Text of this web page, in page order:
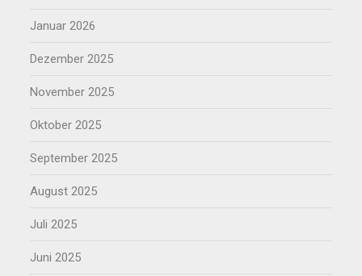
Januar 2026
Dezember 2025
November 2025
Oktober 2025
September 2025
August 2025
Juli 2025
Juni 2025